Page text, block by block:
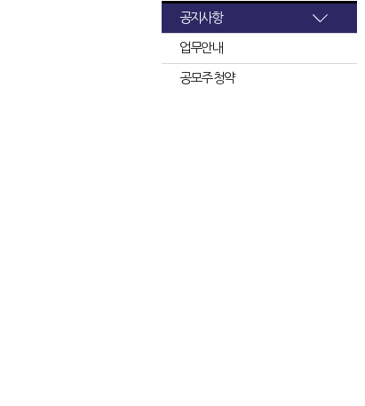
공지사항
업무안내
공모주 청약